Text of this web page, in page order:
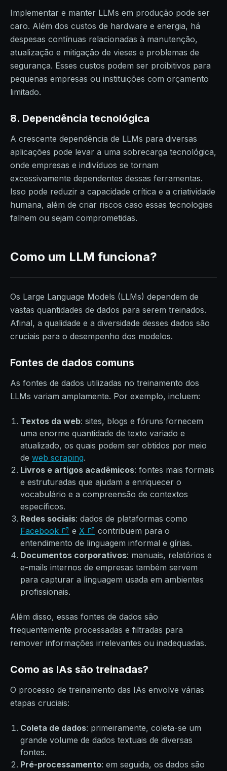
Implementar e manter LLMs em produção pode ser
caro. Além dos custos de hardware e energia, há
despesas contínuas relacionadas à manutenção,
atualização e mitigação de vieses e problemas de
segurança. Esses custos podem ser proibitivos para
pequenas empresas ou instituições com orçamento
limitado.
8. Dependência tecnológica
A crescente dependência de LLMs para diversas
aplicações pode levar a uma sobrecarga tecnológica,
onde empresas e indivíduos se tornam
excessivamente dependentes dessas ferramentas.
Isso pode reduzir a capacidade crítica e a criatividade
humana, além de criar riscos caso essas tecnologias
falhem ou sejam comprometidas.
Como um LLM funciona?
Os Large Language Models (LLMs) dependem de
vastas quantidades de dados para serem treinados.
Afinal, a qualidade e a diversidade desses dados são
cruciais para o desempenho dos modelos.
Fontes de dados comuns
As fontes de dados utilizadas no treinamento dos
LLMs variam amplamente. Por exemplo, incluem:
Textos da web: sites, blogs e fóruns fornecem
uma enorme quantidade de texto variado e
atualizado, os quais podem ser obtidos por meio
de web scraping.
Livros e artigos acadêmicos: fontes mais formais
e estruturadas que ajudam a enriquecer o
vocabulário e a compreensão de contextos
específicos.
Redes sociais: dados de plataformas como
Facebook
e X
contribuem para o
entendimento de linguagem informal e gírias.
Documentos corporativos: manuais, relatórios e
e-mails internos de empresas também servem
para capturar a linguagem usada em ambientes
profissionais.
Além disso, essas fontes de dados são
frequentemente processadas e filtradas para
remover informações irrelevantes ou inadequadas.
Como as IAs são treinadas?
O processo de treinamento das IAs envolve várias
etapas cruciais:
Coleta de dados: primeiramente, coleta-se um
grande volume de dados textuais de diversas
fontes.
Pré-processamento: em seguida, os dados são